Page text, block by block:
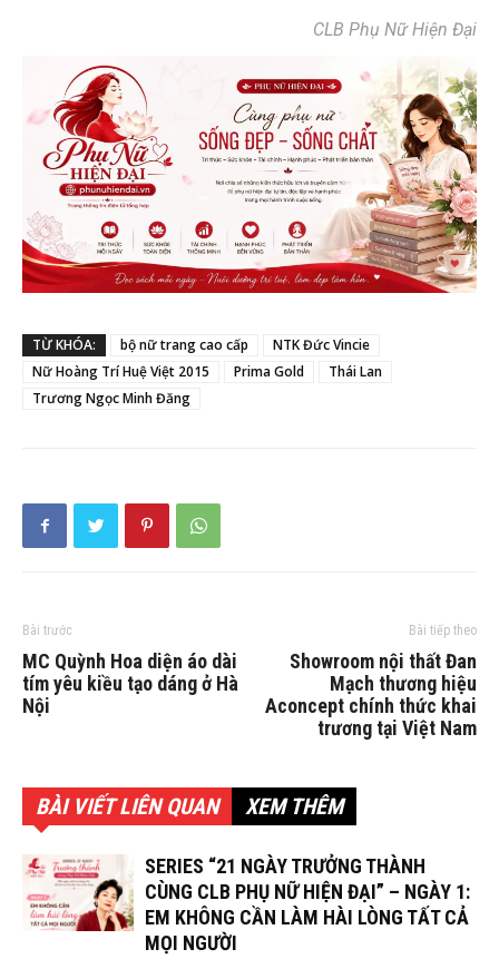
CLB Phụ Nữ Hiện Đại
TỪ KHÓA: bộ nữ trang cao cấp
NTK Đức Vincie
Nữ Hoàng Trí Huệ Việt 2015
Prima Gold
Thái Lan
Trương Ngọc Minh Đăng
Bài trước
MC Quỳnh Hoa diện áo dài
tím yêu kiều tạo dáng ở Hà
Nội
Bài tiếp theo
Showroom nội thất Đan
Mạch thương hiệu
Aconcept chính thức khai
trương tại Việt Nam
BÀI VIẾT LIÊN QUAN XEM THÊM
SERIES “21 NGÀY TRƯỞNG THÀNH
CÙNG CLB PHỤ NỮ HIỆN ĐẠI” – NGÀY 1:
EM KHÔNG CẦN LÀM HÀI LÒNG TẤT CẢ
MỌI NGƯỜI